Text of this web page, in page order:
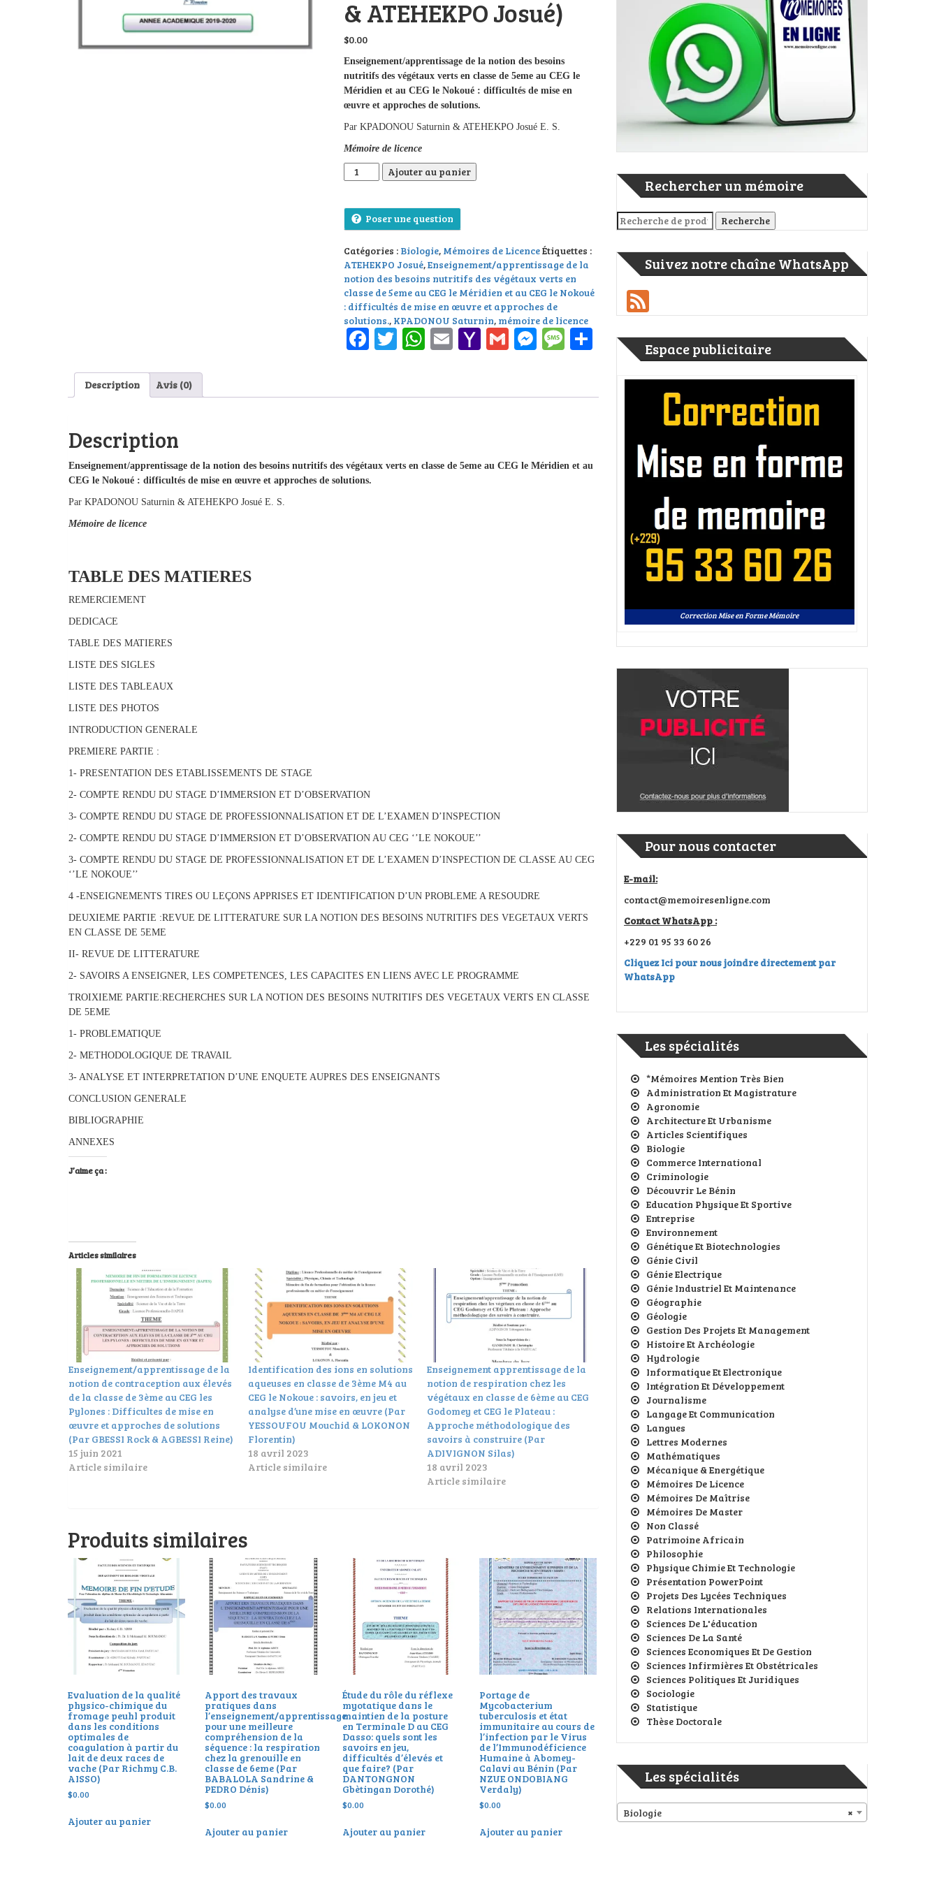
& ATEHEKPO Josué)
$0.00
Enseignement/apprentissage de la notion des besoins
nutritifs des végétaux verts en classe de 5eme au CEG le
Méridien et au CEG le Nokoué : difficultés de mise en
œuvre et approches de solutions.
Par KPADONOU Saturnin & ATEHEKPO Josué E. S.
Mémoire de licence
quantité de Enseignement/apprentissage de la notion des besoins nutritifs des végétaux verts en classe de 5eme au CEG le
Ajouter au panier
Poser une question
Catégories : Biologie, Mémoires de LicenceÉtiquettes :
ATEHEKPO Josué,Enseignement/apprentissage de la
notion des besoins nutritifs des végétaux verts en
classe de 5eme au CEG le Méridien et au CEG le Nokoué
: difficultés de mise en œuvre et approches de
solutions., KPADONOU Saturnin, mémoire de licence
Facebook
Twitter
WhatsApp
EmailYahoo
GmailMessenger
Message
Partager
Description Avis (0)
Description
Enseignement/apprentissage de la notion des besoins nutritifs des végétaux verts en classe de 5eme au CEG le Méridien et au
CEG le Nokoué : difficultés de mise en œuvre et approches de solutions.
Par KPADONOU Saturnin & ATEHEKPO Josué E. S.
Mémoire de licence
TABLE DES MATIERES
REMERCIEMENT
DEDICACE
TABLE DES MATIERES
LISTE DES SIGLES
LISTE DES TABLEAUX
LISTE DES PHOTOS
INTRODUCTION GENERALE
PREMIERE PARTIE :
1- PRESENTATION DES ETABLISSEMENTS DE STAGE
2- COMPTE RENDU DU STAGE D’IMMERSION ET D’OBSERVATION
3- COMPTE RENDU DU STAGE DE PROFESSIONNALISATION ET DE L’EXAMEN D’INSPECTION
2- COMPTE RENDU DU STAGE D’IMMERSION ET D’OBSERVATION AU CEG ‘’LE NOKOUE’’
3- COMPTE RENDU DU STAGE DE PROFESSIONNALISATION ET DE L’EXAMEN D’INSPECTION DE CLASSE AU CEG
‘’LE NOKOUE’’
4 -ENSEIGNEMENTS TIRES OU LEÇONS APPRISES ET IDENTIFICATION D’UN PROBLEME A RESOUDRE
DEUXIEME PARTIE :REVUE DE LITTERATURE SUR LA NOTION DES BESOINS NUTRITIFS DES VEGETAUX VERTS
EN CLASSE DE 5EME
II- REVUE DE LITTERATURE
2- SAVOIRS A ENSEIGNER, LES COMPETENCES, LES CAPACITES EN LIENS AVEC LE PROGRAMME
TROIXIEME PARTIE:RECHERCHES SUR LA NOTION DES BESOINS NUTRITIFS DES VEGETAUX VERTS EN CLASSE
DE 5EME
1- PROBLEMATIQUE
2- METHODOLOGIQUE DE TRAVAIL
3- ANALYSE ET INTERPRETATION D’UNE ENQUETE AUPRES DES ENSEIGNANTS
CONCLUSION GENERALE
BIBLIOGRAPHIE
ANNEXES
J’aime ça :
Articles similaires
Enseignement/apprentissage de la
notion de contraception aux élevés
de la classe de 3ème au CEG les
Pylones : Difficultes de mise en
œuvre et approches de solutions
(Par GBESSI Rock & AGBESSI Reine)
15 juin 2021
Article similaire
Identification des ions en solutions
aqueuses en classe de 3ème M4 au
CEG le Nokoue : savoirs, en jeu et
analyse d’une mise en œuvre (Par
YESSOUFOU Mouchid & LOKONON
Florentin)
18 avril 2023
Article similaire
Enseignement apprentissage de la
notion de respiration chez les
végétaux en classe de 6ème au CEG
Godomey et CEG le Plateau :
Approche méthodologique des
savoirs à construire (Par
ADIVIGNON Silas)
18 avril 2023
Article similaire
Produits similaires
Evaluation de la qualité
physico-chimique du
fromage peuhl produit
dans les conditions
optimales de
coagulation à partir du
lait de deux races de
vache (Par Richmy C.B.
AISSO)
$0.00
Ajouter au panier
Apport des travaux
pratiques dans
l’enseignement/apprentissage
pour une meilleure
compréhension de la
séquence : la respiration
chez la grenouille en
classe de 6eme (Par
BABALOLA Sandrine &
PEDRO Dénis)
$0.00
Ajouter au panier
Étude du rôle du réflexe
myotatique dans le
maintien de la posture
en Terminale D au CEG
Dasso: quels sont les
savoirs en jeu,
difficultés d’élevés et
que faire? (Par
DANTONGNON
Gbètingan Dorothé)
$0.00
Ajouter au panier
Portage de
Mycobacterium
tuberculosis et état
immunitaire au cours de
l’infection par le Virus
de l’Immunodéficience
Humaine à Abomey-
Calavi au Bénin (Par
NZUE ONDOBIANG
Verdaly)
$0.00
Ajouter au panier
Rechercher un mémoire
Recherche pour : Recherche
Suivez notre chaîne WhatsApp
Espace publicitaire
Correction Mise en Forme Mémoire
Pour nous contacter
E-mail:
contact@memoiresenligne.com
Contact WhatsApp :
+229 01 95 33 60 26
Cliquez Ici pour nous joindre directement par
WhatsApp
Les spécialités
*Mémoires Mention Très Bien
Administration Et Magistrature
Agronomie
Architecture Et Urbanisme
Articles Scientifiques
Biologie
Commerce International
Criminologie
Découvrir Le Bénin
Education Physique Et Sportive
Entreprise
Environnement
Génétique Et Biotechnologies
Génie Civil
Génie Electrique
Génie Industriel Et Maintenance
Géographie
Géologie
Gestion Des Projets Et Management
Histoire Et Archéologie
Hydrologie
Informatique Et Electronique
Intégration Et Développement
Journalisme
Langage Et Communication
Langues
Lettres Modernes
Mathématiques
Mécanique & Energétique
Mémoires De Licence
Mémoires De Maîtrise
Mémoires De Master
Non Classé
Patrimoine Africain
Philosophie
Physique Chimie Et Technologie
Présentation PowerPoint
Projets Des Lycées Techniques
Relations Internationales
Sciences De L'éducation
Sciences De La Santé
Sciences Economiques Et De Gestion
Sciences Infirmières Et Obstétricales
Sciences Politiques Et Juridiques
Sociologie
Statistique
Thèse Doctorale
Les spécialités
×
Biologie